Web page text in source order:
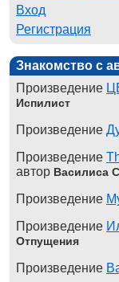
Вход
Регистрация
Знакомство с
Произведение
Испилист
Произведение
Произведение
автор Василиса
Произведение
Произведение
Отпущения
Произведение